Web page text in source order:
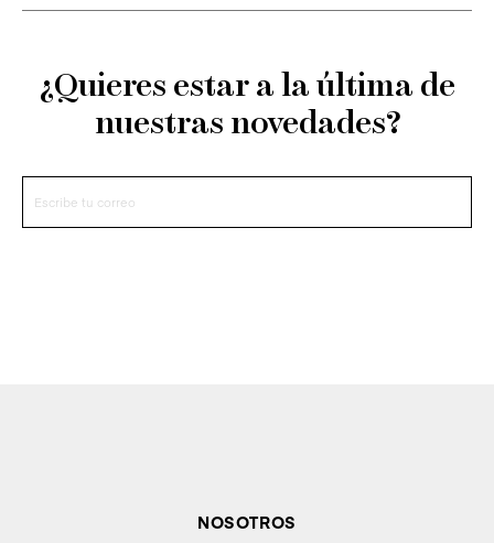
¿Quieres estar a la última de
nuestras novedades?
NOSOTROS